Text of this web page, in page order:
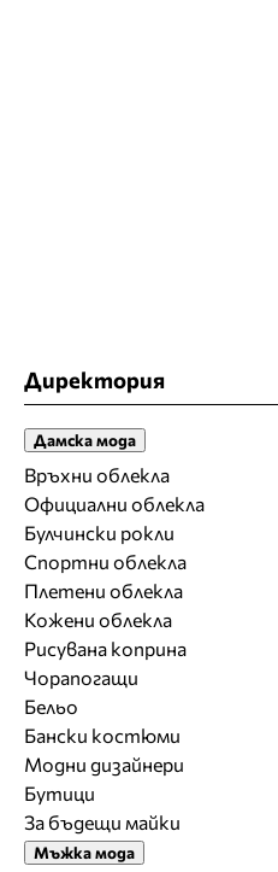
Директория
Дамска мода
Връхни облекла
Официални облекла
Булчински рокли
Спортни облекла
Плетени облекла
Кожени облекла
Рисувана коприна
Чорапогащи
Бельо
Бански костюми
Модни дизайнери
Бутици
За бъдещи майки
Мъжка мода